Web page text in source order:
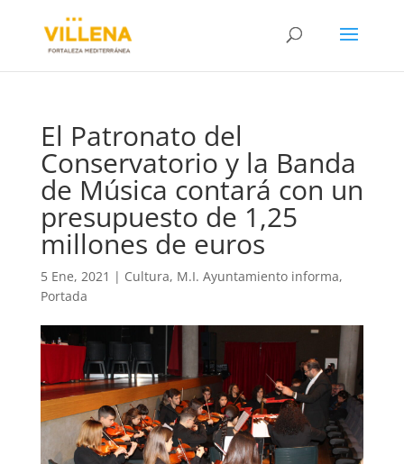
El Patronato del
Conservatorio y la Banda
de Música contará con un
presupuesto de 1,25
millones de euros
5 Ene, 2021 | Cultura, M.I. Ayuntamiento informa,
Portada